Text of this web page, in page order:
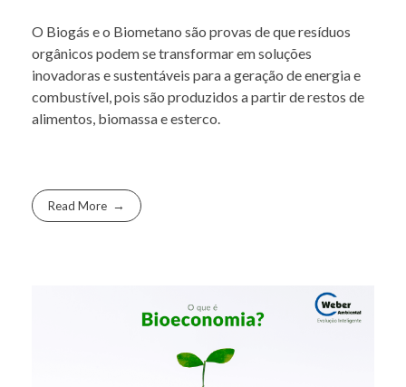
O Biogás e o Biometano são provas de que resíduos
orgânicos podem se transformar em soluções
inovadoras e sustentáveis para a geração de energia e
combustível, pois são produzidos a partir de restos de
alimentos, biomassa e esterco.
Read More